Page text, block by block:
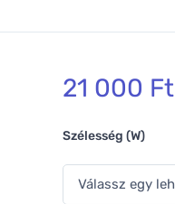
21 000 Ft
Szélesség (W)